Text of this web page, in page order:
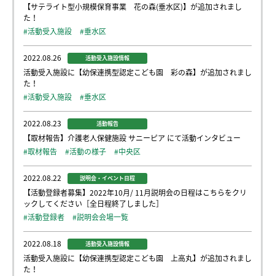
【サテライト型小規模保育事業 花の森(垂水区)】が追加されまし
た！
#活動受入施設
#垂水区
2022.08.26 活動受入施設情報
活動受入施設に【幼保連携型認定こども園 彩の森】が追加されまし
た！
#活動受入施設
#垂水区
2022.08.23 活動報告
【取材報告】介護老人保健施設 サニーピア にて活動インタビュー
#取材報告
#活動の様子 #中央区
2022.08.22 説明会・イベント日程
【活動登録者募集】2022年10月/ 11月説明会の日程はこちらをクリ
ックしてください［全日程終了しました］
#活動登録者
#説明会会場一覧
2022.08.18 活動受入施設情報
活動受入施設に【幼保連携型認定こども園 上高丸】が追加されまし
た！